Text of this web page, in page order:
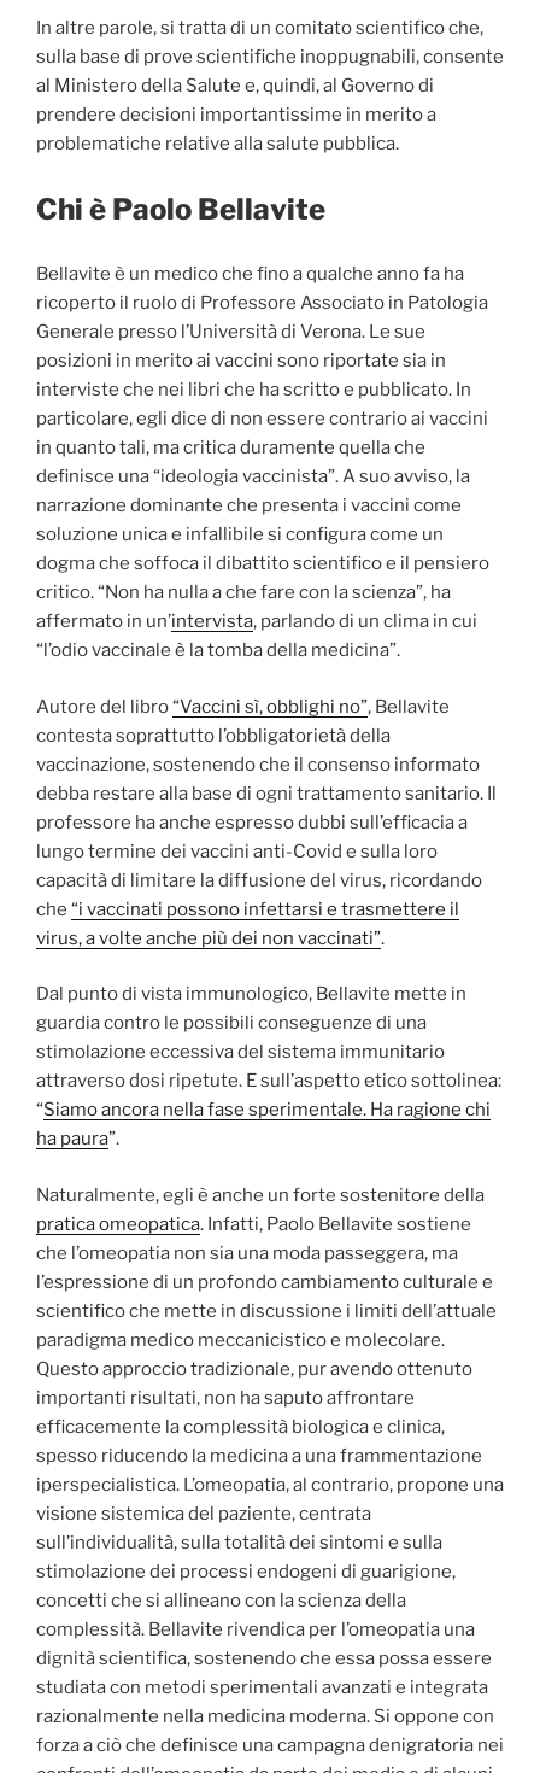
In altre parole, si tratta di un comitato scientifico che,
sulla base di prove scientifiche inoppugnabili, consente
al Ministero della Salute e, quindi, al Governo di
prendere decisioni importantissime in merito a
problematiche relative alla salute pubblica.
Chi è Paolo Bellavite
Bellavite è un medico che fino a qualche anno fa ha
ricoperto il ruolo di Professore Associato in Patologia
Generale presso l’Università di Verona. Le sue
posizioni in merito ai vaccini sono riportate sia in
interviste che nei libri che ha scritto e pubblicato. In
particolare, egli dice di non essere contrario ai vaccini
in quanto tali, ma critica duramente quella che
definisce una “ideologia vaccinista”. A suo avviso, la
narrazione dominante che presenta i vaccini come
soluzione unica e infallibile si configura come un
dogma che soffoca il dibattito scientifico e il pensiero
critico. “Non ha nulla a che fare con la scienza”, ha
affermato in un’intervista, parlando di un clima in cui
“l’odio vaccinale è la tomba della medicina”.
Autore del libro“Vaccini sì, obblighi no”, Bellavite
contesta soprattutto l’obbligatorietà della
vaccinazione, sostenendo che il consenso informato
debba restare alla base di ogni trattamento sanitario. Il
professore ha anche espresso dubbi sull’efficacia a
lungo termine dei vaccini anti-Covid e sulla loro
capacità di limitare la diffusione del virus, ricordando
che “i vaccinati possono infettarsi e trasmettere il
virus, a volte anche più dei non vaccinati”.
Dal punto di vista immunologico, Bellavite mette in
guardia contro le possibili conseguenze di una
stimolazione eccessiva del sistema immunitario
attraverso dosi ripetute. E sull’aspetto etico sottolinea:
“Siamo ancora nella fase sperimentale. Ha ragione chi
ha paura”.
Naturalmente, egli è anche un forte sostenitore della
pratica omeopatica. Infatti, Paolo Bellavite sostiene
che l’omeopatia non sia una moda passeggera, ma
l’espressione di un profondo cambiamento culturale e
scientifico che mette in discussione i limiti dell’attuale
paradigma medico meccanicistico e molecolare.
Questo approccio tradizionale, pur avendo ottenuto
importanti risultati, non ha saputo affrontare
efficacemente la complessità biologica e clinica,
spesso riducendo la medicina a una frammentazione
iperspecialistica. L’omeopatia, al contrario, propone una
visione sistemica del paziente, centrata
sull’individualità, sulla totalità dei sintomi e sulla
stimolazione dei processi endogeni di guarigione,
concetti che si allineano con la scienza della
complessità. Bellavite rivendica per l’omeopatia una
dignità scientifica, sostenendo che essa possa essere
studiata con metodi sperimentali avanzati e integrata
razionalmente nella medicina moderna. Si oppone con
forza a ciò che definisce una campagna denigratoria nei